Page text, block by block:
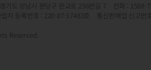
Reserved.